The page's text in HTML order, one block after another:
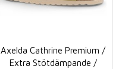
Axelda Cathrine Premium /
Extra Stötdämpande /